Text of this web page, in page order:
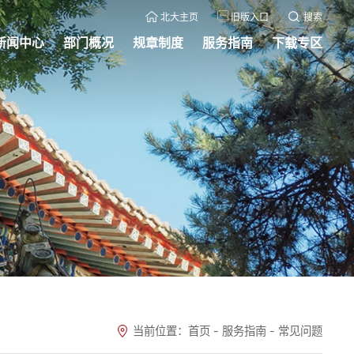
北大主页 旧版入口 搜索
闻中心 部门概况 规章制度 服务指南 下载专区
当前位置： 首页 - 服务指南 - 常见问题